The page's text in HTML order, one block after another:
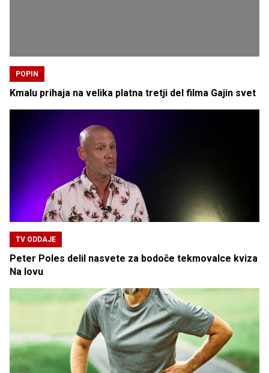
POPIN
Kmalu prihaja na velika platna tretji del filma Gajin svet
TV ODDAJE
Peter Poles delil nasvete za bodoče tekmovalce kviza
Na lovu